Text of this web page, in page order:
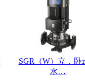
SGR（W）立，卧
水…